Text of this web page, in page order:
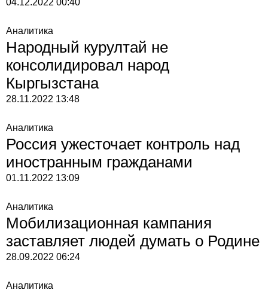
Аналитика
Народный курултай не
консолидировал народ
Кыргызстана
28.11.2022 13:48
Аналитика
Россия ужесточает контроль над
иностранным гражданами
01.11.2022 13:09
Аналитика
Мобилизационная кампания
заставляет людей думать о Родине
28.09.2022 06:24
Аналитика